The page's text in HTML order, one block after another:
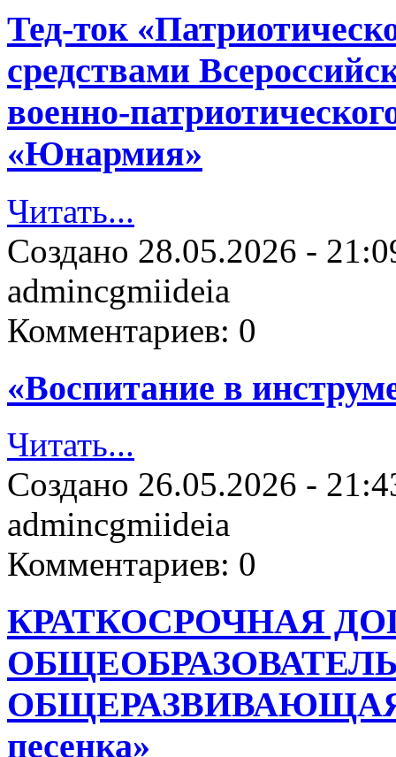
Тед-ток
средствами
военно-
«Юнармия»
Читать...
Создано 28.05.2026 -
admincgmiideia
Комментариев: 0
«Воспитание в
Читать...
Создано 26.05.2026 -
admincgmiideia
Комментариев: 0
КРАТКОСРОЧНАЯ
ОБЩЕРАЗВИВАЮЩАЯ
песенка»